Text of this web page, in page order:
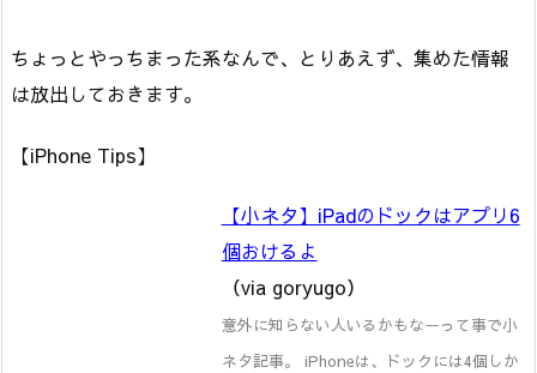
ちょっとやっちまった系なんで、とりあえず、集めた情報
は放出しておきます。
【iPhone Tips】
【小ネタ】iPadのドックはアプリ6
個おけるよ
（via goryugo）
意外に知らない人いるかもなーって事で小
ネタ記事。 iPhoneは、ドックには4個しか